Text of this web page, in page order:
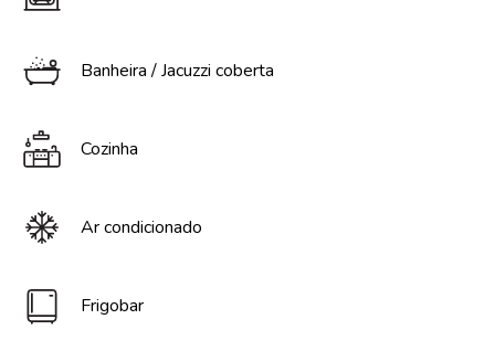
Banheira / Jacuzzi coberta
Cozinha
Ar condicionado
Frigobar